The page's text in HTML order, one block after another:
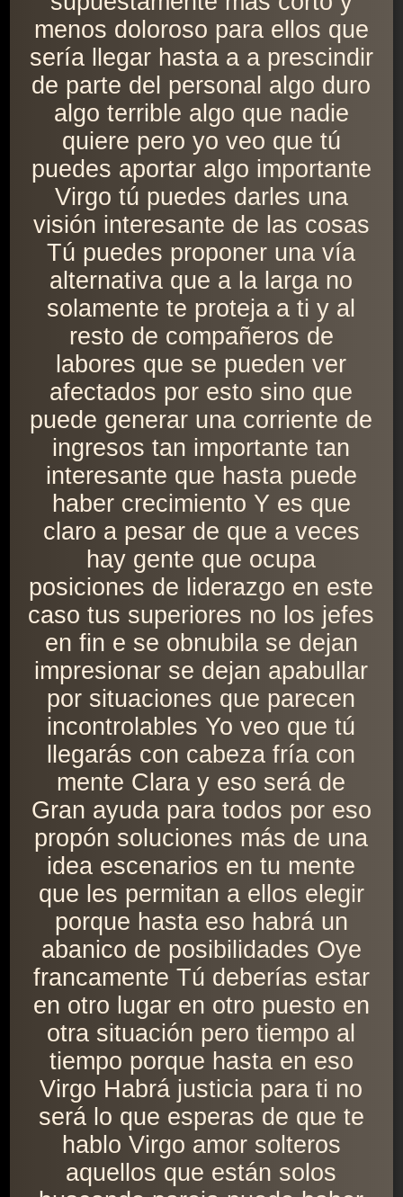
menos doloroso para ellos que
sería llegar hasta a a prescindir
de parte del personal algo duro
algo terrible algo que nadie
quiere pero yo veo que tú
puedes aportar algo importante
Virgo tú puedes darles una
visión interesante de las cosas
Tú puedes proponer una vía
alternativa que a la larga no
solamente te proteja a ti y al
resto de compañeros de
labores que se pueden ver
afectados por esto sino que
puede generar una corriente de
ingresos tan importante tan
interesante que hasta puede
haber crecimiento Y es que
claro a pesar de que a veces
hay gente que ocupa
posiciones de liderazgo en este
caso tus superiores no los jefes
en fin e se obnubila se dejan
impresionar se dejan apabullar
por situaciones que parecen
incontrolables Yo veo que tú
llegarás con cabeza fría con
mente Clara y eso será de
Gran ayuda para todos por eso
propón soluciones más de una
idea escenarios en tu mente
que les permitan a ellos elegir
porque hasta eso habrá un
abanico de posibilidades Oye
francamente Tú deberías estar
en otro lugar en otro puesto en
otra situación pero tiempo al
tiempo porque hasta en eso
Virgo Habrá justicia para ti no
será lo que esperas de que te
hablo Virgo amor solteros
aquellos que están solos